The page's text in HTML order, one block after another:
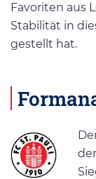
Favoriten aus
Stabilität in
gestellt hat.